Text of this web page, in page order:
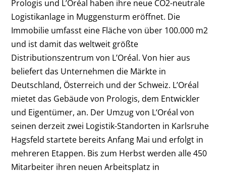
Prologis und L’Oréal haben ihre neue CO2-neutrale
Logistikanlage in Muggensturm eröffnet. Die
Immobilie umfasst eine Fläche von über 100.000 m2
und ist damit das weltweit größte
Distributionszentrum von L’Oréal. Von hier aus
beliefert das Unternehmen die Märkte in
Deutschland, Österreich und der Schweiz. L’Oréal
mietet das Gebäude von Prologis, dem Entwickler
und Eigentümer, an. Der Umzug von L‘Oréal von
seinen derzeit zwei Logistik-Standorten in Karlsruhe
Hagsfeld startete bereits Anfang Mai und erfolgt in
mehreren Etappen. Bis zum Herbst werden alle 450
Mitarbeiter ihren neuen Arbeitsplatz in